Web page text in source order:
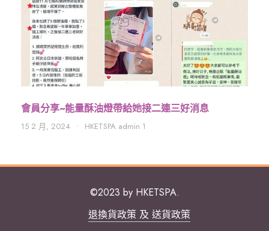
會員分享~能量酥油燈帶給她接二連三好消息
15 2 月, 2024 • HKETSPA admin 1
©2023 by HKETSPA.
退換貨政策 及 送貨政策